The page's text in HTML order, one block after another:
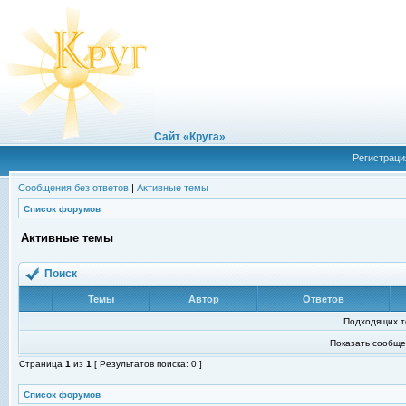
Сайт «Круга»
Сообщения без ответов | Активные темы
Список форумов
Активные темы
Поиск
Темы Автор Ответов
Подходящих
Показать
Страница 1 из 1 [ Результатов поиска: 0 ]
Список форумов